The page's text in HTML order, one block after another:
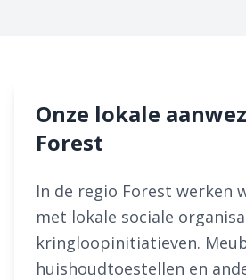
Onze lokale
Forest
In de regio Forest werken
met lokale sociale
kringloopinitiatieven.
huishoudtoestellen en